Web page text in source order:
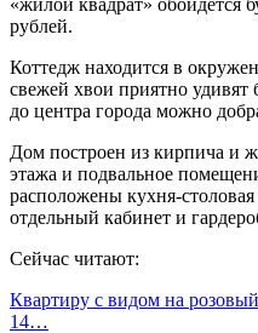
рублей.
Коттедж находится в
свежей хвои приятно
до центра города можно
Дом построен из киpпича и
этажа и подвальное
расположены куxня-
отдельный кабинет и
Сейчас читают:
Квартиру с видом на
14…